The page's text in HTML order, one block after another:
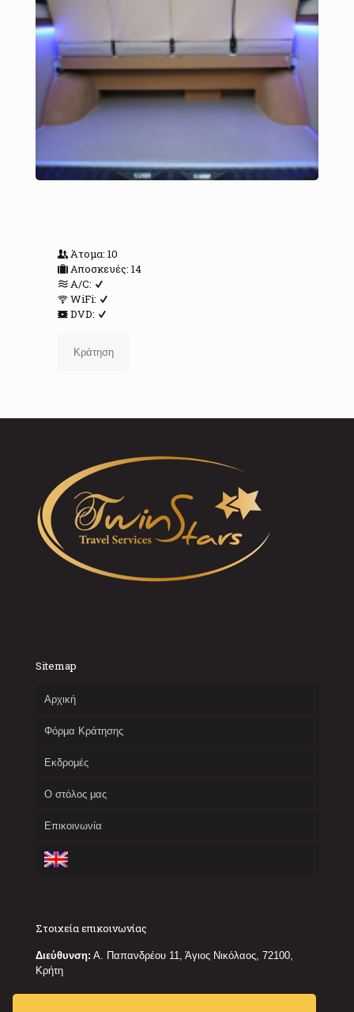
Άτομα: 10
Αποσκευές: 14
A/C:
WiFi:
DVD:
Κράτηση
Sitemap
Αρχική
Φόρμα Κράτησης
Εκδρομές
Ο στόλος μας
Επικοινωνία
Στοιχεία επικοινωνίας
Διεύθυνση: Α. Παπανδρέου 11, Άγιος Νικόλαος, 72100,
Κρήτη